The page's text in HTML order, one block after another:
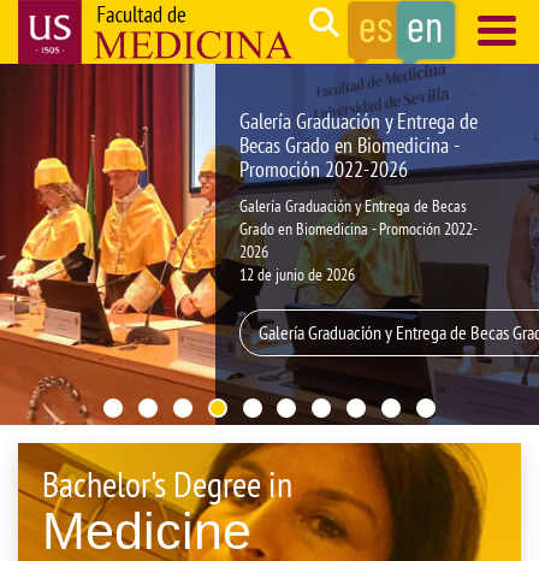
Search
principal
Galería Graduación y Entrega de
Becas Grado en Biomedicina -
Promoción 2022-2026
Galería Graduación y Entrega de Becas
Grado en Biomedicina - Promoción 2022-
2026
12 de junio de 2026
Galería Graduación y Entrega de Becas
Bachelor's Degree in
Medicine